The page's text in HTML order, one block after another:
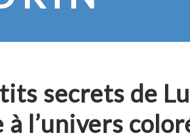
secrets de
l’univers